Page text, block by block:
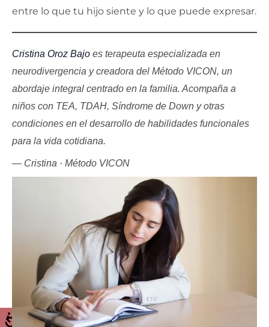
entre lo que tu hijo siente y lo que puede expresar.
Cristina Oroz Bajo es terapeuta especializada en
neurodivergencia y creadora del Método VICON, un
abordaje integral centrado en la familia. Acompaña a
niños con TEA, TDAH, Síndrome de Down y otras
condiciones en el desarrollo de habilidades funcionales
para la vida cotidiana.
— Cristina · Método VICON